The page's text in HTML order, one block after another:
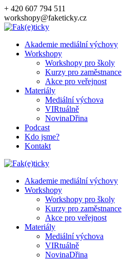
Přeskočit
na
obsah
+ 420 607 794 511
workshopy@faketicky.cz
Akademie mediální výchovy
Workshopy
Workshopy pro školy
Kurzy pro zaměstnance
Akce pro veřejnost
Materiály
Mediální výchova
VIRtuálně
NovinaDřina
Podcast
Kdo jsme?
Kontakt
Akademie mediální výchovy
Workshopy
Workshopy pro školy
Kurzy pro zaměstnance
Akce pro veřejnost
Materiály
Mediální výchova
VIRtuálně
NovinaDřina